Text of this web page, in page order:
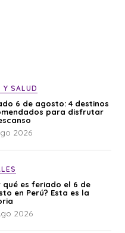
Y SALUD
6 de agosto: 4 destinos
para disfrutar
2026
qué es feriado el 6 de
en Perú? Esta es la
2026